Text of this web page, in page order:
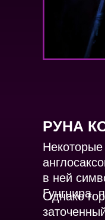
Однако
в ней
Гунгнира,
РУНА